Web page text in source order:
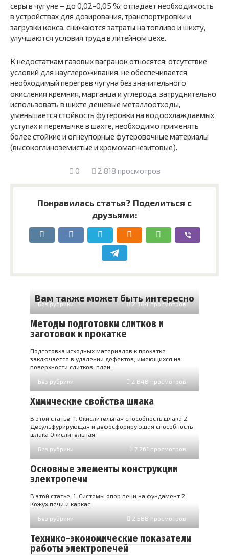
серы в чугуне – до 0,02-0,05 %; отпадает необходимость
в устройствах для дозирования, транспортировки и
загрузки кокса, снижаются затраты на топливо и шихту,
улучшаются условия труда в литейном цехе.
К недостаткам газовых вагранок относятся: отсутствие
условий для науглероживания, не обеспечивается
необходимый перегрев чугуна без значительного
окисления кремния, марганца и углерода, затруднительно
использовать в шихте дешевые металлоотходы,
уменьшается стойкость футеровки на водоохлаждаемых
уступах и перемычке в шахте, необходимо применять
более стойкие и огнеупорные футеровочные материалы
(высокоглиноземистые и хромомагнезитовые).
0 2 818 просмотров
Понравилась статья? Поделиться с
друзьями:
Вам также может быть интересно
Без рубрики 2 384 просмотров
Методы подготовки слитков и
заготовок к прокатке
Подготовка исходных материалов к прокатке
заключается в удалении дефектов, имеющихся на
поверхности слитков: плен,
Без рубрики
2 848 просмотров
Химические свойства шлака
В этой статье: 1. Окислительная способность шлака 2.
Десульфурирующая и дефосфорирующая способность
шлака Окислительная
Без рубрики
7 261 просмотров
Основные элементы конструкции
электропечи
В этой статье: 1. Системы опор печи на фундамент 2.
Кожух печи и каркас
Без рубрики
2 588 просмотров
Технико-экономические показатели
работы электропечей